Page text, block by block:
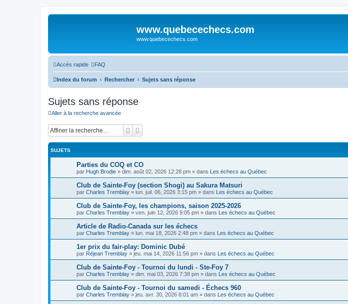
www.quebecechecs.com
www.quebecechecs.com
Accès rapide FAQ
Index du forum Rechercher Sujets sans réponse
Sujets sans réponse
Aller à la recherche avancée
Rechercher
SUJETS
Parties du COQ et CO
par Hugh Brodie » dim. août 02, 2026 12:28 pm » dans Les échecs au Québec
Club de Sainte-Foy (section Shogi) au Sakura Matsuri
par Charles Tremblay » lun. juil. 06, 2026 3:15 pm » dans Les échecs au Québec
Club de Sainte-Foy, les champions, saison 2025-2026
par Charles Tremblay » ven. juin 12, 2026 9:05 pm » dans Les échecs au Québec
Article de Radio-Canada sur les échecs
par Charles Tremblay » lun. mai 18, 2026 2:48 pm » dans Les échecs au Québec
1er prix du fair-play: Dominic Dubé
par Réjean Tremblay » jeu. mai 14, 2026 11:56 pm » dans Les échecs au Québec
Club de Sainte-Foy - Tournoi du lundi - Ste-Foy 7
par Charles Tremblay » dim. mai 03, 2026 7:38 pm » dans Les échecs au Québec
Club de Sainte-Foy - Tournoi du samedi - Échecs 960
par Charles Tremblay » jeu. avr. 30, 2026 8:01 am » dans Les échecs au Québec